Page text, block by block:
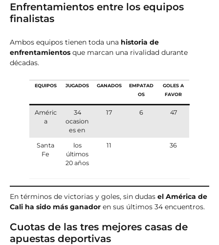
Enfrentamientos entre los equipos
finalistas
Ambos equipos tienen toda una historia de
enfrentamientos que marcan una rivalidad durante
décadas.
EQUIPOS JUGADOS GANADOS
EMPATAD
OS
GOLES A
FAVOR
Améric
a
34
ocasion
es en
17 6 47
Santa
Fe
los
últimos
20 años
11 36
En términos de victorias y goles, sin dudas el América de
Cali ha sido más ganador en sus últimos 34 encuentros.
Cuotas de las tres mejores casas de
apuestas deportivas